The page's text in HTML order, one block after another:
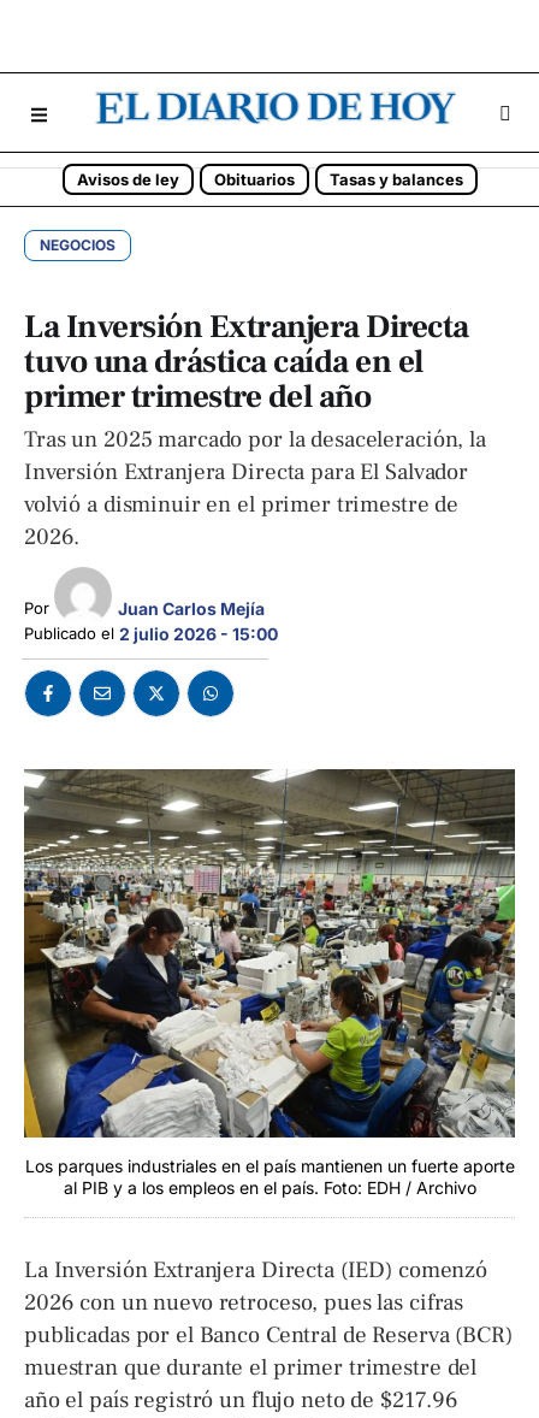
Avisos de ley Obituarios Tasas y balances
NEGOCIOS
La Inversión Extranjera Directa
tuvo una drástica caída en el
primer trimestre del año
Tras un 2025 marcado por la desaceleración, la
Inversión Extranjera Directa para El Salvador
volvió a disminuir en el primer trimestre de
2026.
Por Juan Carlos Mejía
Publicado el 2 julio 2026 - 15:00
Los parques industriales en el país mantienen un fuerte aporte
al PIB y a los empleos en el país. Foto: EDH / Archivo
La Inversión Extranjera Directa (IED) comenzó
2026 con un nuevo retroceso, pues las cifras
publicadas por el Banco Central de Reserva (BCR)
muestran que durante el primer trimestre del
año el país registró un flujo neto de $217.96